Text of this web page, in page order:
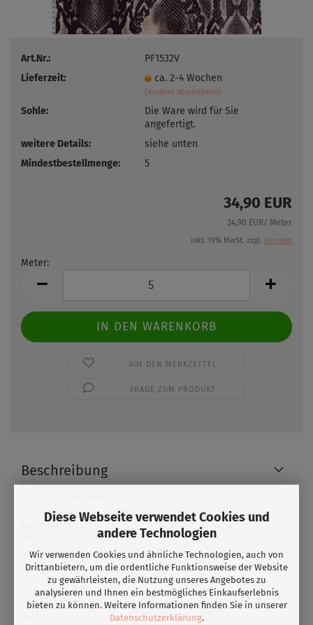
Diese Webseite verwendet Cookies und
andere Technologien
Wir verwenden Cookies und ähnliche Technologien, auch von
Drittanbietern, um die ordentliche Funktionsweise der Website
zu gewährleisten, die Nutzung unseres Angebotes zu
analysieren und Ihnen ein bestmögliches Einkaufserlebnis
bieten zu können. Weitere Informationen finden Sie in unserer
Datenschutzerklärung.
Art.Nr.:
PF1532V
Lieferzeit:
ca. 2-4 Wochen
(Ausland abweichend)
Sohle:
Die Ware wird für Sie
angefertigt.
weitere Details:
siehe unten
Mindestbestellmenge:
5
34,90 EUR
34,90 EUR/ Meter
inkl. 19% MwSt. zzgl. Versand
Meter:
AUF DEN MERKZETTEL
FRAGE ZUM PRODUKT
Beschreibung
Breite/ Gewicht: ca. 145cm/ ca. 200g/qm
Material:90% Polyester/ 10% Elasthan
: elastisch
Ein wirklich luxuriöser Druckgrund. Die Farben wirken tiefer und satter. Der
glatte Samt fühlt sich toll auf der Haut an.
Verwendung:Tanzkostüme, Kostüme für Roll- &
Eiskunstlauf,Badekleidung, Sportkleidung,
Badeanzüge, Karneval, Tops, idealer Stoff für Theater und